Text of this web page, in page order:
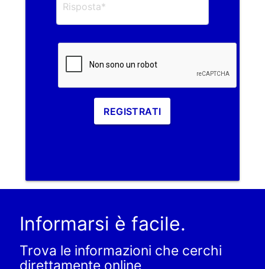
REGISTRATI
Informarsi è facile.
Trova le informazioni che cerchi
direttamente online